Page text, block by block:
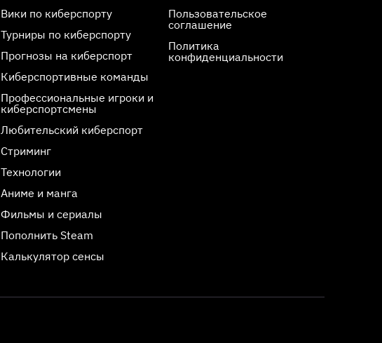
Вики по киберспорту
Турниры по киберспорту
Прогнозы на киберспорт
Киберспортивные команды
Профессиональные игроки и
киберспортсмены
Любительский киберспорт
Стриминг
Технологии
Аниме и манга
Фильмы и сериалы
Пополнить Steam
Калькулятор сенсы
Пользовательское
соглашение
Политика
конфиденциальности